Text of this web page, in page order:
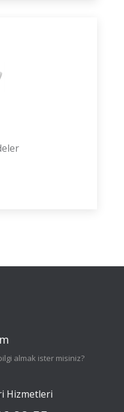
almak ister misiniz?
Hizmetleri